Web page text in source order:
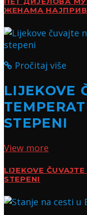
ЖЕНАМА
Pročitaj više
LIJEKOVE
STEPENI
View more
LIJEKOVE
STEPENI